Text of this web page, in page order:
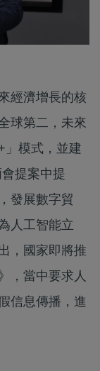
經濟增長的核
球第二，未來
」模式，並建
提案中提
發展數字貿
人工智能立
，國家即將推
，當中要求人
信息傳播，進